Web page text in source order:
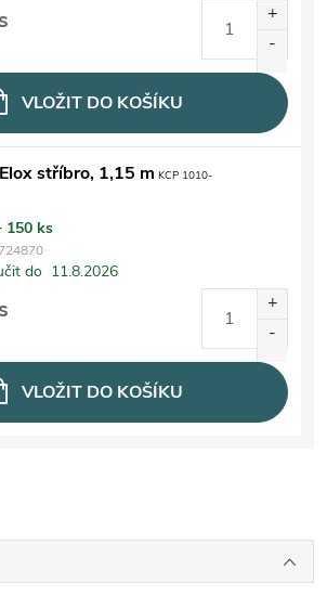
VLOŽIT DO KOŠÍKU
stříbro, 1,15 m KCP 1010-
150 ks
do 11.8.2026
VLOŽIT DO KOŠÍKU